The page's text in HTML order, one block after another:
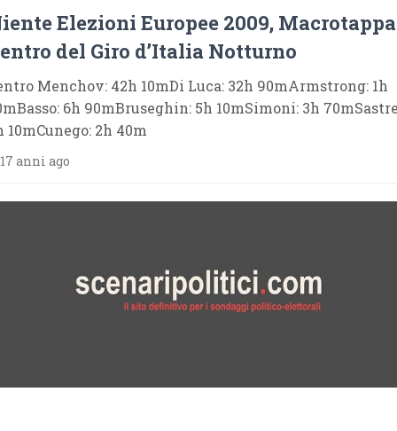
Elezioni Europee 2009, Macrotappa
del Giro d’Italia Notturno
Menchov: 42h 10mDi Luca: 32h 90mArmstrong: 1h
6h 90mBruseghin: 5h 10mSimoni: 3h
10mCunego: 2h 40m
anni ago